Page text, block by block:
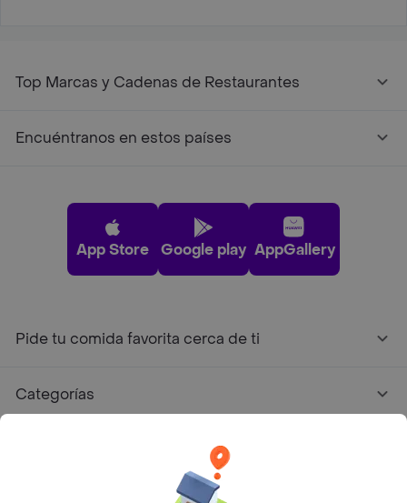
Top Marcas y Cadenas de Restaurantes
Encuéntranos en estos países
App Store Google play AppGallery
Pide tu comida favorita cerca de ti
Categorías